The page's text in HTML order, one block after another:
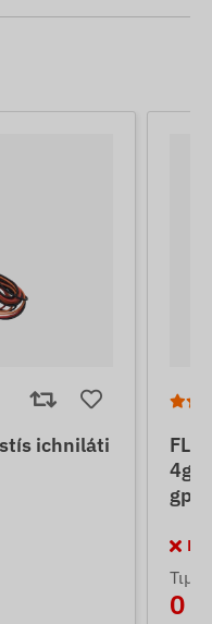
ichniláti
4g
gps
Τιμή
0 $